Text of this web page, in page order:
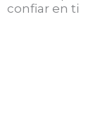
confiar en ti